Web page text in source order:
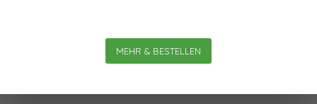
MEHR & BESTELLEN
0Sterne, basierend auf